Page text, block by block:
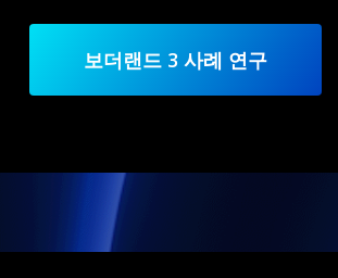
보더랜드 3 사례 연구